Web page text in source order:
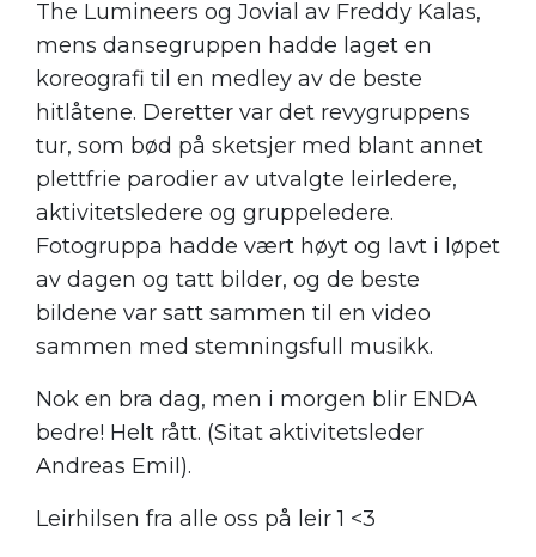
The Lumineers og Jovial av Freddy Kalas,
mens dansegruppen hadde laget en
koreografi til en medley av de beste
hitlåtene. Deretter var det revygruppens
tur, som bød på sketsjer med blant annet
plettfrie parodier av utvalgte leirledere,
aktivitetsledere og gruppeledere.
Fotogruppa hadde vært høyt og lavt i løpet
av dagen og tatt bilder, og de beste
bildene var satt sammen til en video
sammen med stemningsfull musikk.
Nok en bra dag, men i morgen blir ENDA
bedre! Helt rått. (Sitat aktivitetsleder
Andreas Emil).
Leirhilsen fra alle oss på leir 1 <3